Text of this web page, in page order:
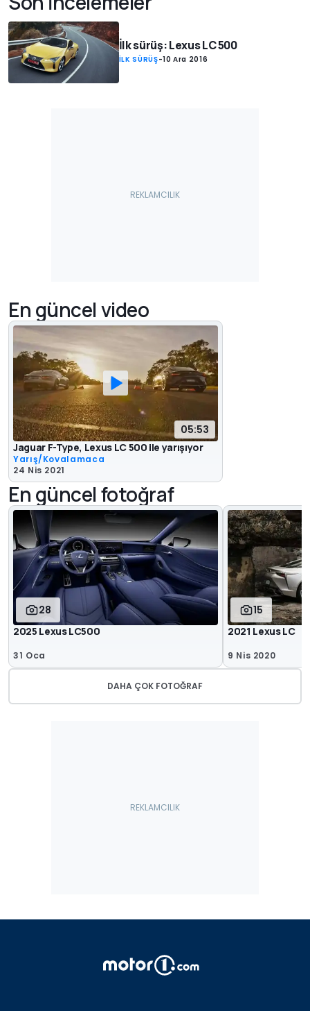
İlk sürüş: Lexus LC 500
İLK SÜRÜŞ-10 Ara 2016
En güncel video
05:53
Jaguar F-Type, Lexus LC 500 ile yarışıyor
Yarış/Kovalamaca
24 Nis 2021
En güncel fotoğraf
28
2025 Lexus LC500
31 Oca
15
2021 Lexus LC
9 Nis 2020
DAHA ÇOK FOTOĞRAF